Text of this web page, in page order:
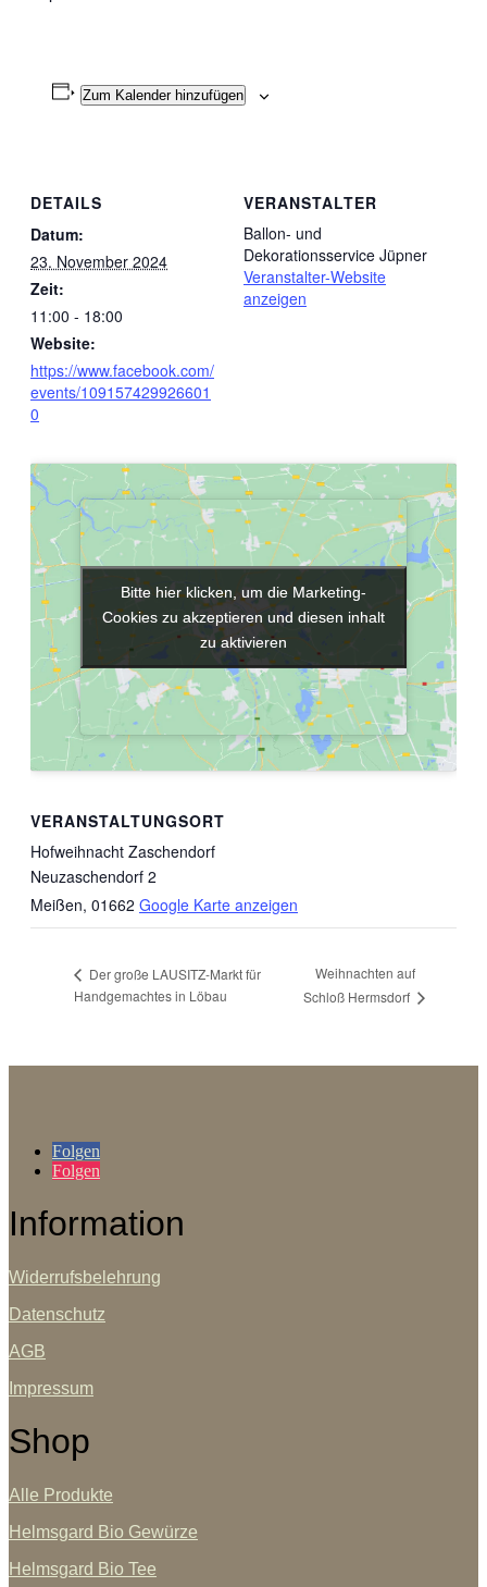
Zum Kalender hinzufügen
DETAILS
Datum:
23. November 2024
Zeit:
11:00 - 18:00
Website:
https://www.facebook.com/
events/109157429926601
0
VERANSTALTER
Ballon- und
Dekorationsservice Jüpner
Veranstalter-Website
anzeigen
VERANSTALTUNGSORT
Hofweihnacht Zaschendorf
Neuzaschendorf 2
Meißen, 01662 Google Karte anzeigen
Bitte hier klicken, um die Marketing-
Cookies zu akzeptieren und diesen inhalt
zu aktivieren
Bitte hier klicken, um die Marketing-
Cookies zu akzeptieren und diesen inhalt
zu aktivieren
Der große LAUSITZ-Markt für
Handgemachtes in Löbau
Weihnachten auf
Schloß Hermsdorf
Folgen
Folgen
Information
Widerrufsbelehrung
Datenschutz
AGB
Impressum
Shop
Alle Produkte
Helmsgard Bio Gewürze
Helmsgard Bio Tee